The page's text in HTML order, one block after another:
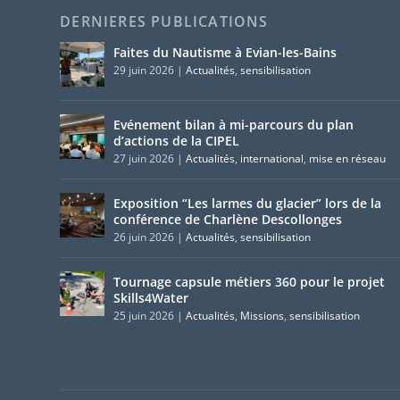
DERNIERES PUBLICATIONS
Faites du Nautisme à Evian-les-Bains
29 juin 2026 |Actualités,sensibilisation
Evénement bilan à mi-parcours du plan
d’actions de la CIPEL
27 juin 2026 |Actualités, international, mise en réseau
Exposition “Les larmes du glacier” lors de la
conférence de Charlène Descollonges
26 juin 2026 |Actualités,sensibilisation
Tournage capsule métiers 360 pour le projet
Skills4Water
25 juin 2026 |Actualités, Missions,sensibilisation